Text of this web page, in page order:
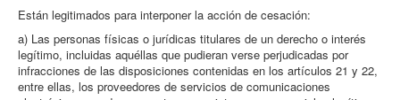
Están legitimados para interponer la acción de cesación:
a) Las personas físicas o jurídicas titulares de un derecho o interés
legítimo, incluidas aquéllas que pudieran verse perjudicadas por
infracciones de las disposiciones contenidas en los artículos 21 y 22,
entre ellas, los proveedores de servicios de comunicaciones